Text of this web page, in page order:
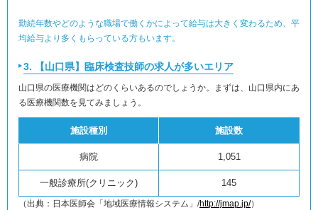
勤続年数やどのような職場で働くかによって給与は大きく変わるため、平
均給与より多くもらっている方もいます。
3. 【山口県】臨床検査技師の求人が多いエリア
山口県の医療機関はどのくらいあるのでしょうか。まずは、山口県内にあ
る医療機関数を見てみましょう。
施設種別 施設数
病院 1,051
一般診療所(クリニック) 145
（出典：日本医師会「地域医療情報システム」/http://jmap.jp/）